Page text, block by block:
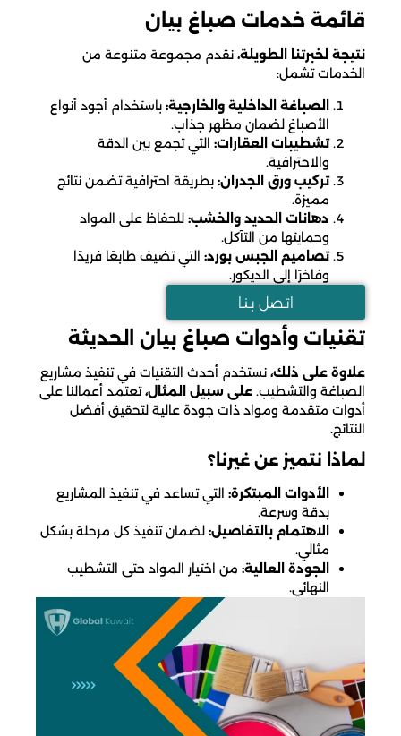
قائمة خدمات صباغ بيان
نتيجة لخبرتنا الطويلة، نقدم مجموعة متنوعة من
الخدمات تشمل:
الصباغة الداخلية والخارجية: باستخدام أجود أنواع
الأصباغ لضمان مظهر جذاب.
تشطيبات العقارات: التي تجمع بين الدقة
والاحترافية.
تركيب ورق الجدران: بطريقة احترافية تضمن نتائج
مميزة.
دهانات الحديد والخشب: للحفاظ على المواد
وحمايتها من التآكل.
تصاميم الجبس بورد: التي تضيف طابعًا فريدًا
وفاخرًا إلى الديكور.
اتـصل بـنـا
تقنيات وأدوات صباغ بيان الحديثة
علاوة على ذلك، نستخدم أحدث التقنيات في تنفيذ مشاريع
الصباغة والتشطيب. على سبيل المثال،تعتمد أعمالنا على
أدوات متقدمة ومواد ذات جودة عالية لتحقيق أفضل
النتائج.
لماذا نتميز عن غيرنا؟
الأدوات المبتكرة: التي تساعد في تنفيذ المشاريع
بدقة وسرعة.
الاهتمام بالتفاصيل: لضمان تنفيذ كل مرحلة بشكل
مثالي.
الجودة العالية: من اختيار المواد حتى التشطيب
النهائي.